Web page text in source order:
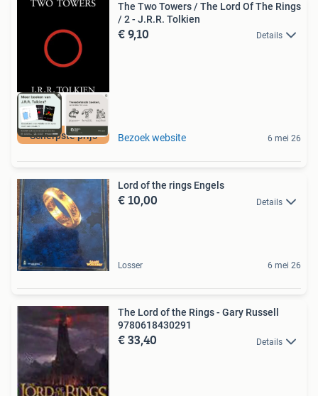
Scherpste prijs
The Two Towers / The Lord Of The Rings
/ 2 - J.R.R. Tolkien
€ 9,10 Details
Bezoek website 6 mei 26
Lord of the rings Engels
€ 10,00 Details
Losser 6 mei 26
The Lord of the Rings - Gary Russell
9780618430291
€ 33,40 Details